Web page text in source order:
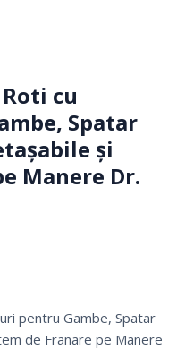
cu
Spatar
și
Manere Dr.
pentru Gambe, Spatar
de Franare pe Manere